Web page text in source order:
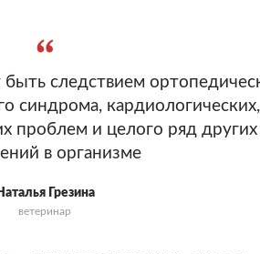
следствием
синдрома, кардиологических,
проблем и целого ряд других
в организме
Грезина
ветеринар